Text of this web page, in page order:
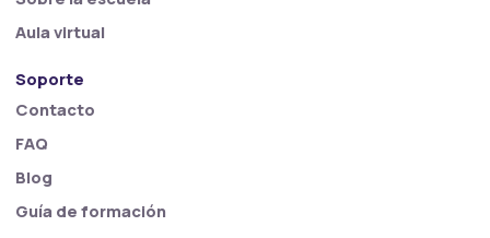
Aula virtual
Soporte
Contacto
FAQ
Blog
Guía de formación